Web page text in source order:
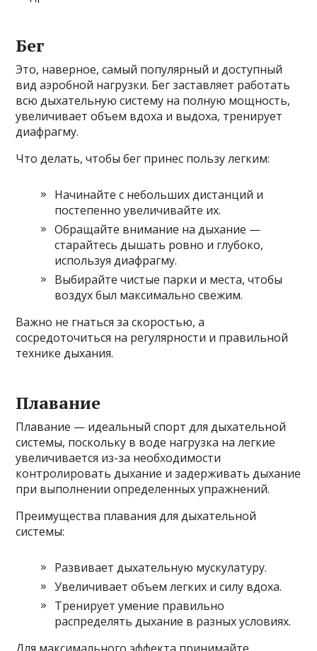
Бег
Это, наверное, самый популярный и доступный
вид аэробной нагрузки. Бег заставляет работать
всю дыхательную систему на полную мощность,
увеличивает объем вдоха и выдоха, тренирует
диафрагму.
Что делать, чтобы бег принес пользу легким:
Начинайте с небольших дистанций и
постепенно увеличивайте их.
Обращайте внимание на дыхание —
старайтесь дышать ровно и глубоко,
используя диафрагму.
Выбирайте чистые парки и места, чтобы
воздух был максимально свежим.
Важно не гнаться за скоростью, а
сосредоточиться на регулярности и правильной
технике дыхания.
Плавание
Плавание — идеальный спорт для дыхательной
системы, поскольку в воде нагрузка на легкие
увеличивается из-за необходимости
контролировать дыхание и задерживать дыхание
при выполнении определенных упражнений.
Преимущества плавания для дыхательной
системы:
Развивает дыхательную мускулатуру.
Увеличивает объем легких и силу вдоха.
Тренирует умение правильно
распределять дыхание в разных условиях.